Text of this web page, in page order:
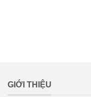
GIỚI THIỆU